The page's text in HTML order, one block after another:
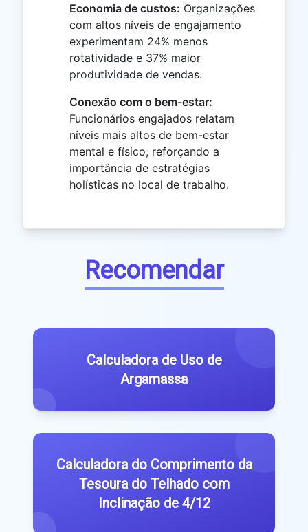
Economia de custos: Organizações
com altos níveis de engajamento
experimentam 24% menos
rotatividade e 37% maior
produtividade de vendas.
Conexão com o bem-estar:
Funcionários engajados relatam
níveis mais altos de bem-estar
mental e físico, reforçando a
importância de estratégias
holísticas no local de trabalho.
Recomendar
Calculadora de Uso de
Argamassa
Calculadora do Comprimento da
Tesoura do Telhado com
Inclinação de 4/12